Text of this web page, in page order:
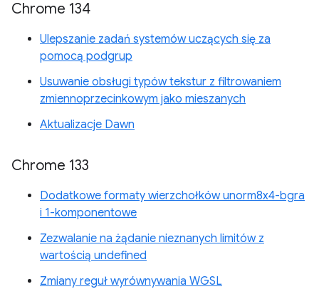
Chrome 134
Ulepszanie zadań systemów uczących się za
pomocą podgrup
Usuwanie obsługi typów tekstur z filtrowaniem
zmiennoprzecinkowym jako mieszanych
Aktualizacje Dawn
Chrome 133
Dodatkowe formaty wierzchołków unorm8x4-bgra
i 1-komponentowe
Zezwalanie na żądanie nieznanych limitów z
wartością undefined
Zmiany reguł wyrównywania WGSL